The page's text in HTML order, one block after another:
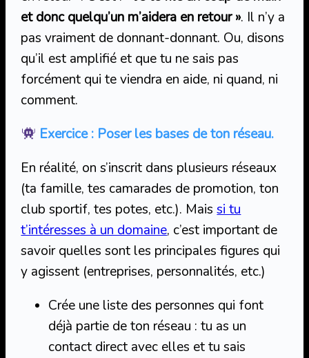
et donc quelqu’un m’aidera en retour ». Il n’y a
pas vraiment de donnant-donnant. Ou, disons
qu’il est amplifié et que tu ne sais pas
forcément qui te viendra en aide, ni quand, ni
comment.
Exercice : Poser les bases de ton réseau.
En réalité, on s’inscrit dans plusieurs réseaux
(ta famille, tes camarades de promotion, ton
club sportif, tes potes, etc.). Maissi tu
t’intéresses à un domaine, c’est important de
savoir quelles sont les principales figures qui
y agissent (entreprises, personnalités, etc.)
Crée une liste des personnes qui font
déjà partie de ton réseau : tu as un
contact direct avec elles et tu sais